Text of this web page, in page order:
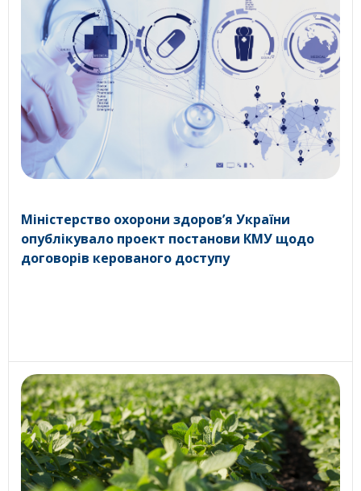
Міністерство охорони здоров’я України
опублікувало проект постанови КМУ щодо
договорів керованого доступу